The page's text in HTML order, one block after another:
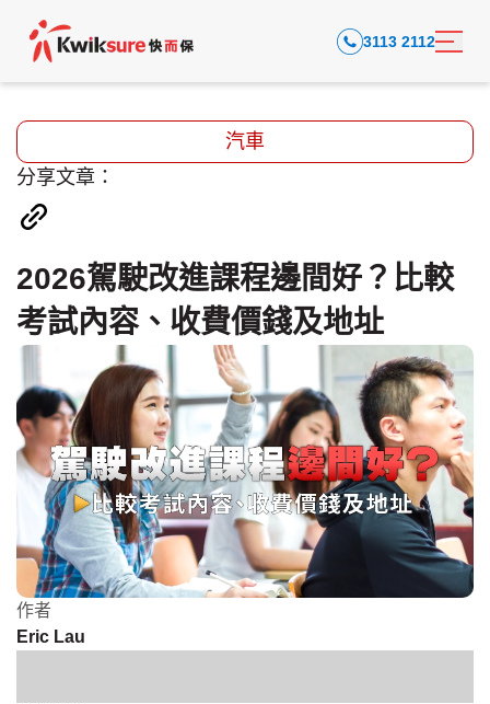
3113 2112
汽車
分享文章：
2026駕駛改進課程邊間好？比較
考試內容、收費價錢及地址
作者
Eric Lau